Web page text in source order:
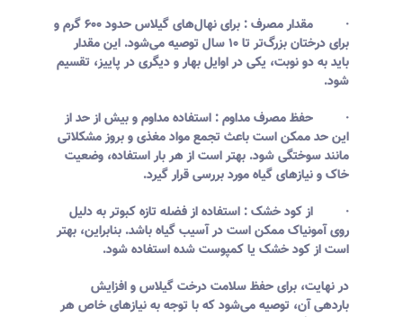
· مقدار مصرف : برای نهال‌های گیلاس حدود ۶۰۰ گرم و
برای درختان بزرگ‌تر تا ۱۰ سال توصیه می‌شود. این مقدار
باید به دو نوبت، یکی در اوایل بهار و دیگری در پاییز، تقسیم
شود.
· حفظ مصرف مداوم : استفاده مداوم و بیش از حد از
این حد ممکن است باعث تجمع مواد مغذی و بروز مشکلاتی
مانند سوختگی شود. بهتر است از هر بار استفاده، وضعیت
خاک و نیازهای گیاه مورد بررسی قرار گیرد.
· از کود خشک : استفاده از فضله تازه کبوتر به دلیل
روی آمونیاک ممکن است در آسیب گیاه باشد. بنابراین، بهتر
است از کود خشک یا کمپوست شده استفاده شود.
در نهایت، برای حفظ سلامت درخت گیلاس و افزایش
باردهی آن، توصیه می‌شود که با توجه به نیازهای خاص هر